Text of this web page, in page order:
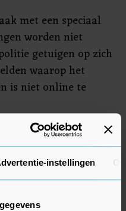
instellingen
met een speciaal
worden niet
getuigen op zich
waarop het
is niet online te
dodelijk
politie laat weten
de twee zaken.